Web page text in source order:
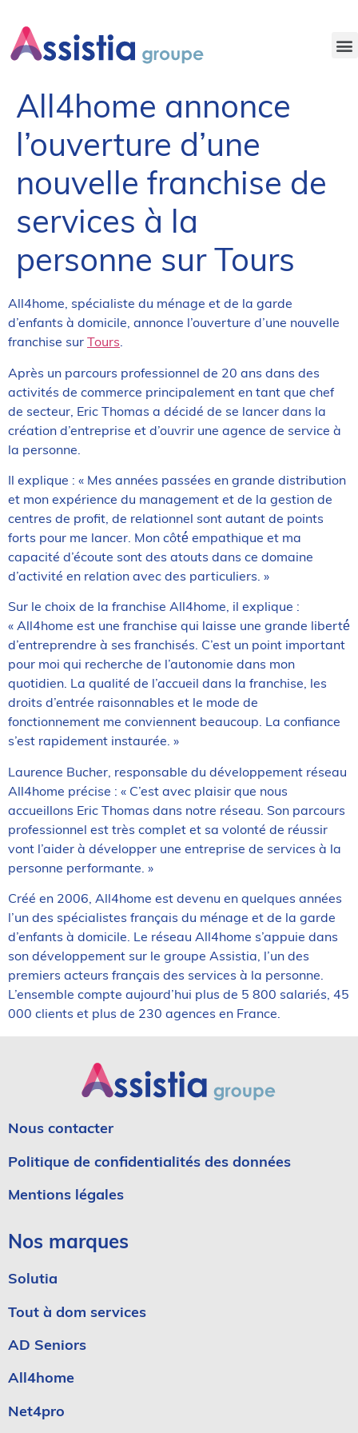
All4home annonce
l’ouverture d’une
nouvelle franchise de
services à la
personne sur Tours
All4home, spécialiste du ménage et de la garde
d’enfants à domicile, annonce l’ouverture d’une nouvelle
franchise sur Tours.
Après un parcours professionnel de 20 ans dans des
activités de commerce principalement en tant que chef
de secteur, Eric Thomas a décidé de se lancer dans la
création d’entreprise et d’ouvrir une agence de service à
la personne.
Il explique : « Mes années passées en grande distribution
et mon expérience du management et de la gestion de
centres de profit, de relationnel sont autant de points
forts pour me lancer. Mon côté́ empathique et ma
capacité d’écoute sont des atouts dans ce domaine
d’activité en relation avec des particuliers. »
Sur le choix de la franchise All4home, il explique :
« All4home est une franchise qui laisse une grande liberté́
d’entreprendre à ses franchisés. C’est un point important
pour moi qui recherche de l’autonomie dans mon
quotidien. La qualité de l’accueil dans la franchise, les
droits d’entrée raisonnables et le mode de
fonctionnement me conviennent beaucoup. La confiance
s’est rapidement instaurée. »
Laurence Bucher, responsable du développement réseau
All4home précise : « C’est avec plaisir que nous
accueillons Eric Thomas dans notre réseau. Son parcours
professionnel est très complet et sa volonté de réussir
vont l’aider à développer une entreprise de services à la
personne performante. »
Créé en 2006, All4home est devenu en quelques années
l’un des spécialistes français du ménage et de la garde
d’enfants à domicile. Le réseau All4home s’appuie dans
son développement sur le groupe Assistia, l’un des
premiers acteurs français des services à la personne.
L’ensemble compte aujourd’hui plus de 5 800 salariés, 45
000 clients et plus de 230 agences en France.
Nous contacter
Politique de confidentialités des données
Mentions légales
Nos marques
Solutia
Tout à dom services
AD Seniors
All4home
Net4pro